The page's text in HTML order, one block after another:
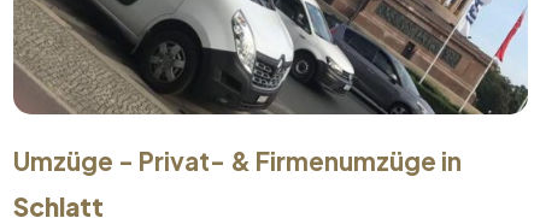
Umzüge - Privat- & Firmenumzüge in
Schlatt